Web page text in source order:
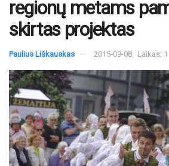
regionų metams
skirtas projektas
Paulius Liškauskas 2015-09-08 Laikas: